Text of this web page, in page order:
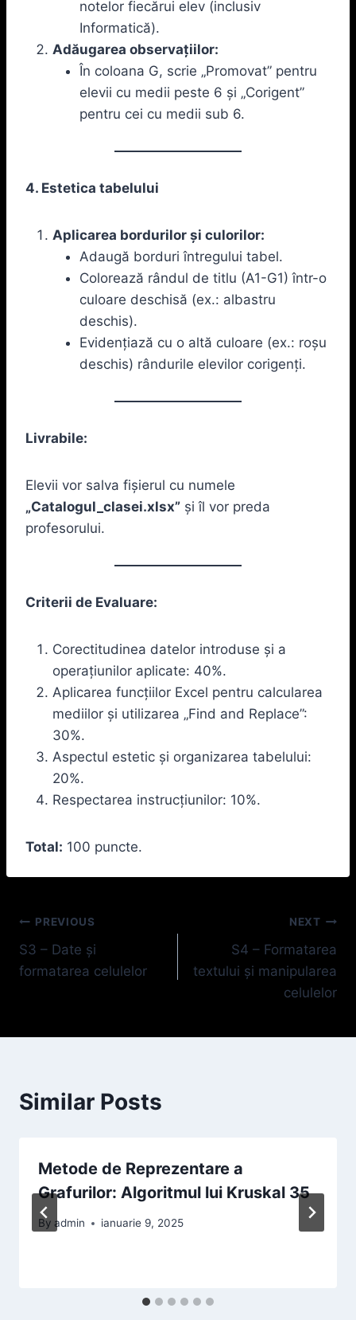
notelor fiecărui elev (inclusiv
Informatică).
Adăugarea observațiilor:
În coloana G, scrie „Promovat” pentru
elevii cu medii peste 6 și „Corigent”
pentru cei cu medii sub 6.
4. Estetica tabelului
Aplicarea bordurilor și culorilor:
Adaugă borduri întregului tabel.
Colorează rândul de titlu (A1-G1) într-o
culoare deschisă (ex.: albastru
deschis).
Evidențiază cu o altă culoare (ex.: roșu
deschis) rândurile elevilor corigenți.
Livrabile:
Elevii vor salva fișierul cu numele
„Catalogul_clasei.xlsx” și îl vor preda
profesorului.
Criterii de Evaluare:
Corectitudinea datelor introduse și a
operațiunilor aplicate: 40%.
Aplicarea funcțiilor Excel pentru calcularea
mediilor și utilizarea „Find and Replace”:
30%.
Aspectul estetic și organizarea tabelului:
20%.
Respectarea instrucțiunilor: 10%.
Total: 100 puncte.
Navigare
în
PREVIOUS
S3 – Date și
formatarea celulelor
NEXT
S4 – Formatarea
textului și manipularea
celulelor
Similar Posts
Metode de Reprezentare a
Grafurilor: Algoritmul lui Kruskal 35
By admin ianuarie 9, 2025